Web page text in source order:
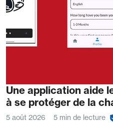
Une application aide
à se protéger de la
5 août 2026 5 min de lecture